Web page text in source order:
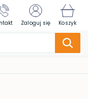
Zaloguj się Koszyk